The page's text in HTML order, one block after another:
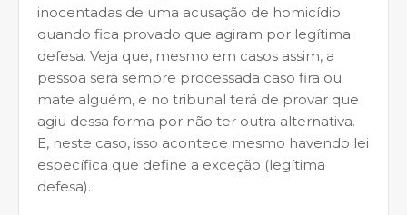
inocentadas de uma acusação de homicídio
quando fica provado que agiram por legítima
defesa. Veja que, mesmo em casos assim, a
pessoa será sempre processada caso fira ou
mate alguém, e no tribunal terá de provar que
agiu dessa forma por não ter outra alternativa.
E, neste caso, isso acontece mesmo havendo lei
específica que define a exceção (legítima
defesa).